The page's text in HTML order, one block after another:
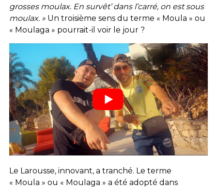
grosses moulax. En survêt’ dans l’carré, on est sous
moulax. » Un troisième sens du terme « Moula » ou
« Moulaga » pourrait-il voir le jour ?
Le Larousse, innovant, a tranché. Le terme
« Moula » ou « Moulaga » a été adopté dans